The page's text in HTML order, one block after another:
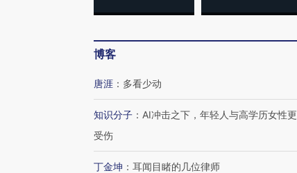
博客
唐涯 ： 多看少动
知识分子 ： AI冲击之下，年轻人与高学历女性更
受伤
丁金坤 ： 耳闻目睹的几位律师